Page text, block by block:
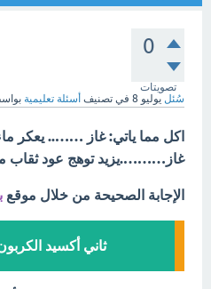
0
تصويتات
سُئل يوليو 8 في تصنيف أسئلة تعليمية
اكل مما ياتي: غاز …….. يعكر ماء
غاز……….يزيد توهج عود ثقاب
الإجابة الصحيحة من خلال موقع
ثاني أكسيد